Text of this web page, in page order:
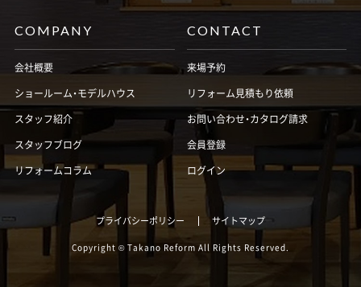
COMPANY
会社概要
ショールーム・モデルハウス
スタッフ紹介
スタッフブログ
リフォームコラム
CONTACT
来場予約
リフォーム見積もり依頼
お問い合わせ・カタログ請求
会員登録
ログイン
プライバシーポリシー サイトマップ
Copyright © Takano Reform All Rights Reserved.